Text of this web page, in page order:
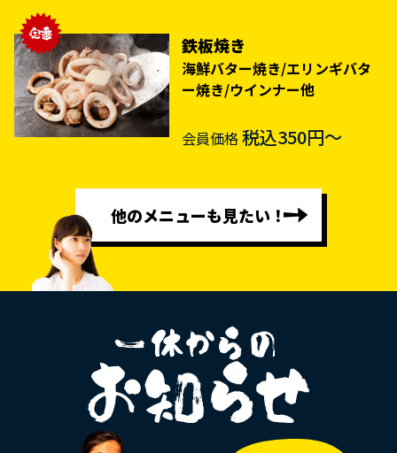
鉄板焼き
海鮮バター焼き/エリンギバタ
ー焼き/ウインナー他
会員価格税込350円～
他のメニューも見たい！